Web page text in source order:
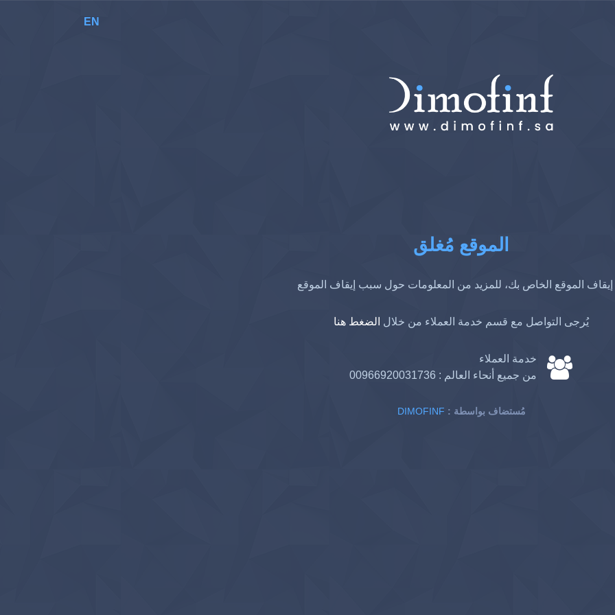
EN
الموقع مُغلق
إيقاف الموقع الخاص بك، للمزيد من المعلومات حول سبب إيقاف الموقع
يُرجى التواصل مع قسم خدمة العملاء من خلال الضغط هنا
خدمة العملاء
من جميع أنحاء العالم : 00966920031736
DIMOFINF : مُستضاف بواسطة